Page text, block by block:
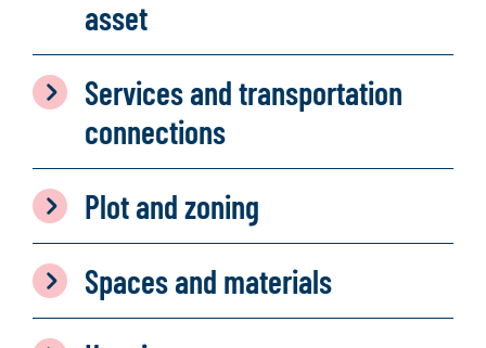
asset
Services and transportation
connections
Plot and zoning
Spaces and materials